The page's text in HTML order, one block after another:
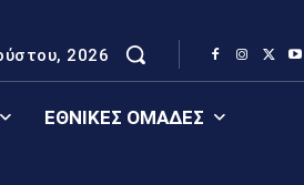
2026
ΕΘΝΙΚΈΣ ΟΜΆΔΕΣ